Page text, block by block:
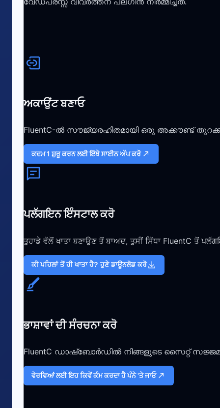
ਅਕਾਉਂਟ ਬਣਾਓ
FluentC-ൽ സൗജ്യരഹിതമായി ഒരു അക്കൗണ്ട്
ਕਦਮ 1 ਸ਼ੁਰੂ ਕਰਨ ਲਈ ਇੱਥੇ ਸਾਈਨ ਅੱਪ ਕਰੋ
ਪਲੱਗਇਨ ਇੰਸਟਾਲ ਕਰੋ
ਤੁਹਾਡੇ ਵੱਲੋਂ ਖਾਤਾ ਬਣਾਉਣ ਤੋਂ ਬਾਅਦ, ਤੁਸੀਂ ਸਿੱਧਾ FluentC ਤੋਂ
ਕੀ ਪਹਿਲਾਂ ਤੋਂ ਹੀ ਖਾਤਾ ਹੈ? ਹੁਣੇ ਡਾਊਨਲੋਡ ਕਰੋ
ਭਾਸ਼ਾਵਾਂ ਦੀ ਸੰਰਚਨਾ ਕਰੋ
FluentC ഡാഷ്‌ബോർഡിൽ നിങ്ങളുടെ സൈറ്റ്
ਵੇਰਵਿਆਂ ਲਈ ਇਹ ਕਿਵੇਂ ਕੰਮ ਕਰਦਾ ਹੈ ਪੰਨੇ 'ਤੇ ਜਾਓ